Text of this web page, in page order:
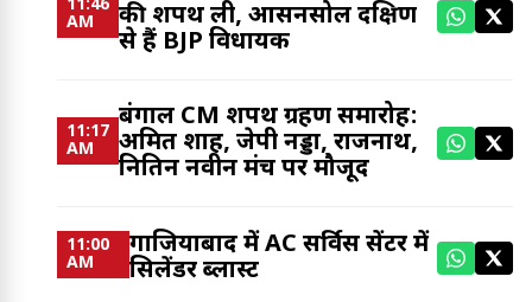
11:46
AM
की शपथ ली, आसनसोल दक्षिण
से हैं BJP विधायक
11:17
AM
बंगाल CM शपथ ग्रहण समारोह:
अमित शाह, जेपी नड्डा, राजनाथ,
नितिन नवीन मंच पर मौजूद
11:00
AM
गाजियाबाद में AC सर्विस सेंटर में
सिलेंडर ब्लास्ट